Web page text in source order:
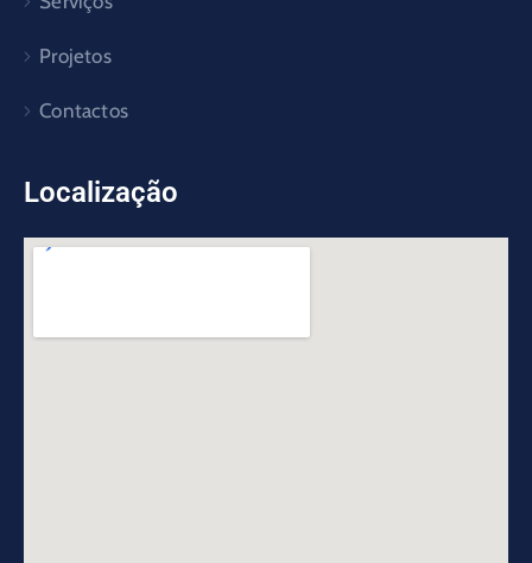
Projetos
Contactos
Localização